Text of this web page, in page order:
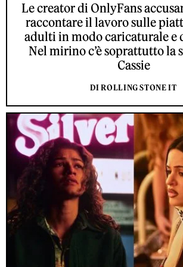
Le creator di OnlyFans
raccontare il lavoro sulle
adulti in modo caricaturale e
Nel mirino c’è soprattutto la
Cassie
DI ROLLING STONE IT